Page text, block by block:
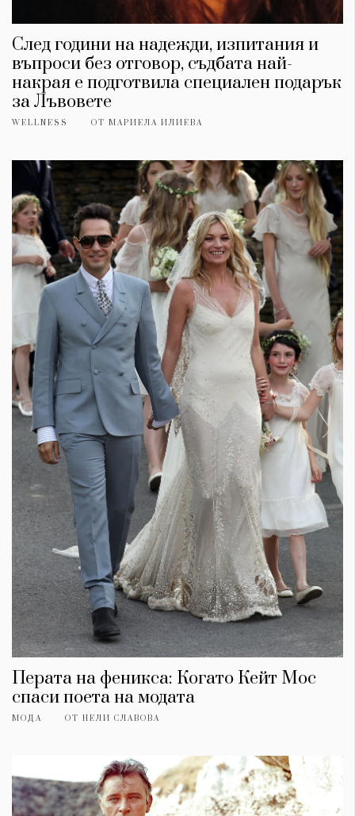
След години на надежди, изпитания и
въпроси без отговор, съдбата най-
накрая е подготвила специален подарък
за Лъвовете
WELLNESS ОТ МАРИЕЛА ИЛИЕВА
Перата на феникса: Когато Кейт Мос
спаси поета на модата
МОДА ОТ НЕЛИ СЛАВОВА